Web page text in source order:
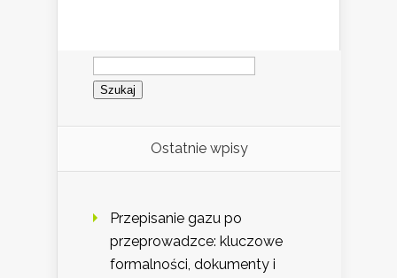
Szukaj:
Ostatnie wpisy
Przepisanie gazu po
przeprowadzce: kluczowe
formalności, dokumenty i